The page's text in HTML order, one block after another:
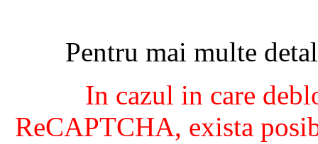
Pentru mai multe
In cazul in care
ReCAPTCHA, exista